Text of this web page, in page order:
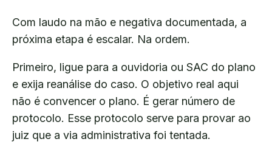
Com laudo na mão e negativa documentada, a
próxima etapa é escalar. Na ordem.
Primeiro, ligue para a ouvidoria ou SAC do plano
e exija reanálise do caso. O objetivo real aqui
não é convencer o plano. É gerar número de
protocolo. Esse protocolo serve para provar ao
juiz que a via administrativa foi tentada.